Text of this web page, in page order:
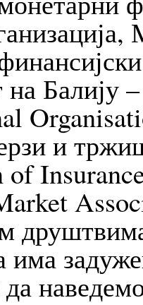
Балију
и
of
има